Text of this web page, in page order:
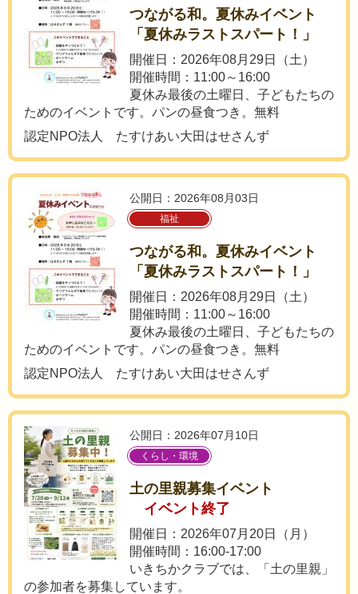
つながる和。夏休みイベント
「夏休みラストスパート！」
開催日：2026年08月29日（土）
開催時間：11:00～16:00
夏休み最後の土曜日、子どもたちの
ためのイベントです。パンの昼食つき。無料
認定NPO法人 たすけあい大田はせさんず
公開日：2026年08月03日
福祉
つながる和。夏休みイベント
「夏休みラストスパート！」
開催日：2026年08月29日（土）
開催時間：11:00～16:00
夏休み最後の土曜日、子どもたちの
ためのイベントです。パンの昼食つき。無料
認定NPO法人 たすけあい大田はせさんず
公開日：2026年07月10日
くらし・環境
土の里親募集イベント
イベント終了
開催日：2026年07月20日（月）
開催時間：16:00-17:00
いきちかクラブでは、「土の里親」
の参加者を募集しています。